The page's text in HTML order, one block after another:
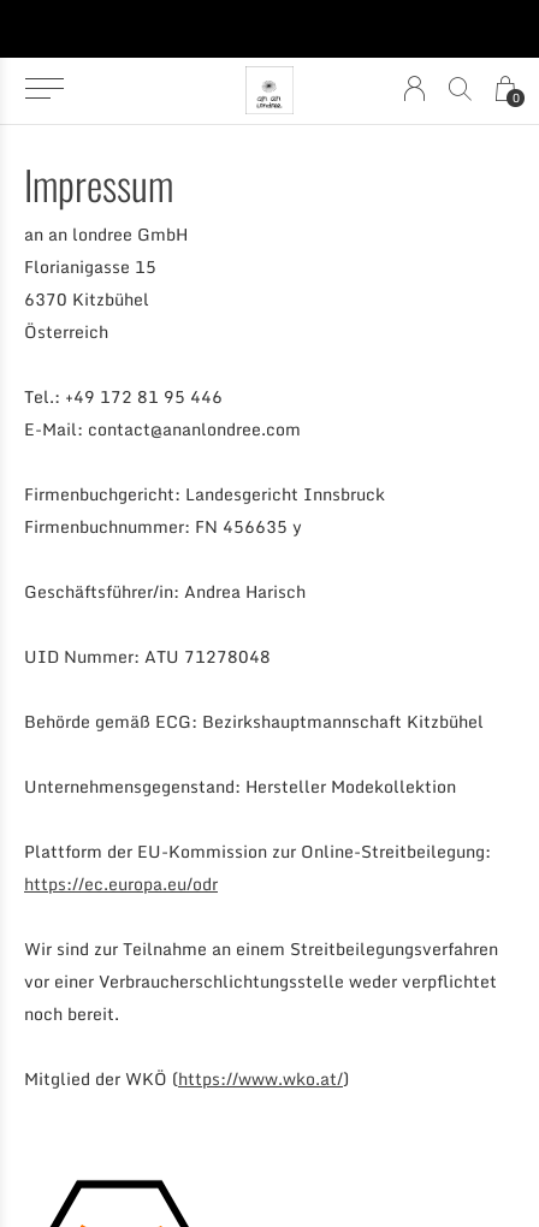
0
Impressum
an an londree GmbH
Florianigasse 15
6370 Kitzbühel
Österreich
Tel.: +49 172 81 95 446
E-Mail: contact@ananlondree.com
Firmenbuchgericht: Landesgericht Innsbruck
Firmenbuchnummer: FN 456635 y
Geschäftsführer/in: Andrea Harisch
UID Nummer: ATU 71278048
Behörde gemäß ECG: Bezirkshauptmannschaft Kitzbühel
Unternehmensgegenstand: Hersteller Modekollektion
Plattform der EU-Kommission zur Online-Streitbeilegung:
https://ec.europa.eu/odr
Wir sind zur Teilnahme an einem Streitbeilegungsverfahren
vor einer Verbraucherschlichtungsstelle weder verpflichtet
noch bereit.
Mitglied der WKÖ (https://www.wko.at/)